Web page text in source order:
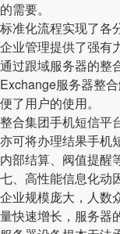
的需要。
标准化流程实现了各
企业管理提供了强有
通过跟域服务器的整
Exchange服务器整
便了用户的使用。
整合集团手机短信平
亦可将办理结果手机
内部结算、阀值提醒
七、高性能信息化动
企业规模庞大，人数
量快速增长，服务器